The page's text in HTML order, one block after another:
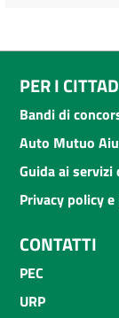
PER I
Bandi di
Auto Mutuo
Guida ai servizi
Privacy policy
CONTATTI
PEC
URP